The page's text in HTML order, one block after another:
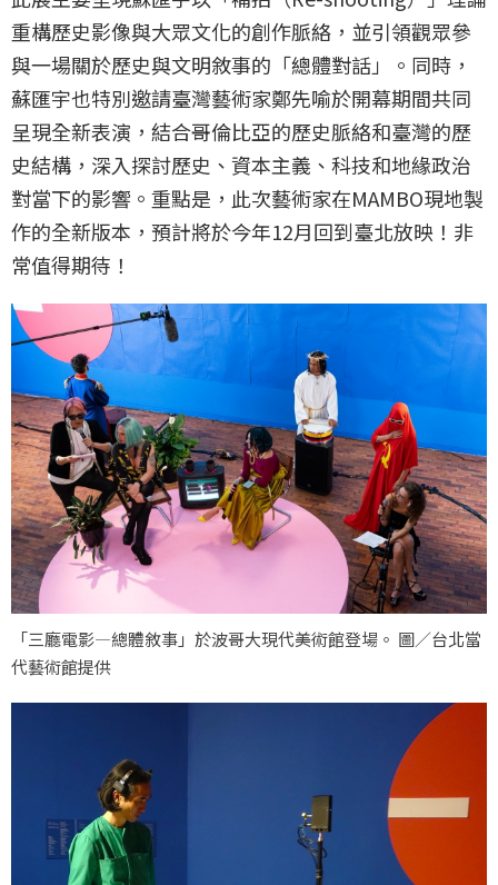
重構歷史影像與大眾文化的創作脈絡，並引領觀眾參
與一場關於歷史與文明敘事的「總體對話」。同時，
蘇匯宇也特別邀請臺灣藝術家鄭先喻於開幕期間共同
呈現全新表演，結合哥倫比亞的歷史脈絡和臺灣的歷
史結構，深入探討歷史、資本主義、科技和地緣政治
對當下的影響。重點是，此次藝術家在MAMBO現地製
作的全新版本，預計將於今年12月回到臺北放映！非
常值得期待！
「三廳電影—總體敘事」於波哥大現代美術館登場。 圖／台北當
代藝術館提供